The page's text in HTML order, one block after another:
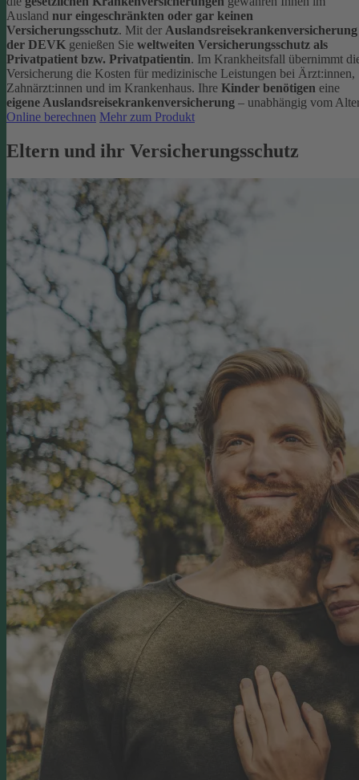
Ausland nur eingeschränkten oder gar keinen
Versicherungsschutz. Mit der Auslandsreisekrankenversicherung
der DEVK genießen Sie weltweiten Versicherungsschutz als
Privatpatient bzw. Privatpatientin. Im Krankheitsfall übernimmt
Versicherung die Kosten für medizinische Leistungen bei Ärzt:innen,
Zahnärzt:innen und im Krankenhaus. Ihre Kinder benötigen eine
eigene Auslandsreisekrankenversicherung – unabhängig vom
Online berechnen Mehr zum Produkt
Eltern und ihr Versicherungsschutz